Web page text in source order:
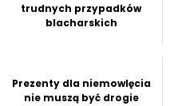
trudnych przypadków
blacharskich
Prezenty dla niemowlęcia
nie muszą być drogie